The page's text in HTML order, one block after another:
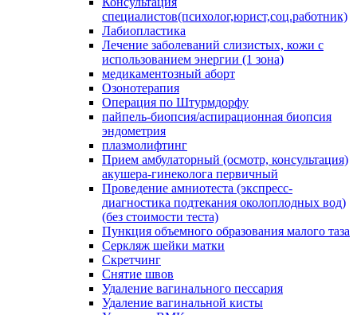
специалистов(психолог,юрист,соц.работник)
Лабиопластика
Лечение заболеваний слизистых, кожи с
использованием энергии (1 зона)
медикаментозный аборт
Озонотерапия
Операция по Штурмдорфу
пайпель-биопсия/аспирационная биопсия
эндометрия
плазмолифтинг
Прием амбулаторный (осмотр, консультация)
акушера-гинеколога первичный
Проведение амниотеста (экспресс-
диагностика подтекания околоплодных вод)
(без стоимости теста)
Пункция объемного образования малого таза
Серкляж шейки матки
Скретчинг
Снятие швов
Удаление вагинального пессария
Удаление вагинальной кисты